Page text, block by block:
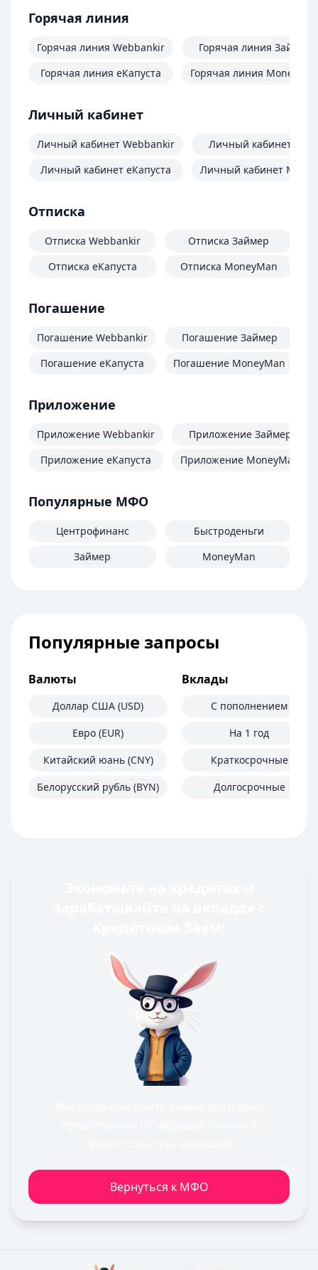
Горячая линия
Горячая линия Webbankir
Горячая линия еКапуста
Горячая линия Займер
Горячая линия
Личный кабинет
Личный кабинет Webbankir
Личный кабинет еКапуста
Личный кабинет
Личный кабинет
Отписка
Отписка Webbankir
Отписка еКапуста
Отписка Займер
Отписка MoneyMan
Погашение
Погашение Webbankir
Погашение еКапуста
Погашение Займер
Погашение MoneyMan
Приложение
Приложение Webbankir
Приложение еКапуста
Приложение Займер
Приложение MoneyMan
Популярные МФО
Центрофинанс
Займер
Быстроденьги
MoneyMan
Популярные запросы
Валюты
Доллар США (USD)
Евро (EUR)
Китайский юань (CNY)
Белорусский рубль (BYN)
Вклады
С пополнением
На 1 год
Краткосрочные
Долгосрочные
Вернуться к МФО